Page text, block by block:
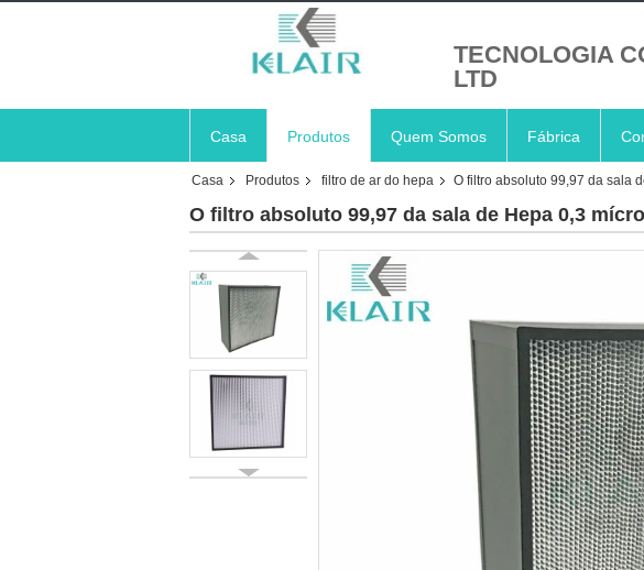
TECNOLOGIA
LTD
Casa Produtos Quem Somos Fábrica
Casa Produtos filtro de ar do hepa O filtro absoluto 99,97 da sala
O filtro absoluto 99,97 da sala de Hepa 0,3